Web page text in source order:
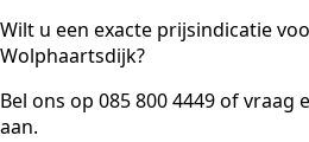
Wilt u een exacte prijsindicatie
Wolphaartsdijk?
Bel ons op 085 800 4449 of
aan.